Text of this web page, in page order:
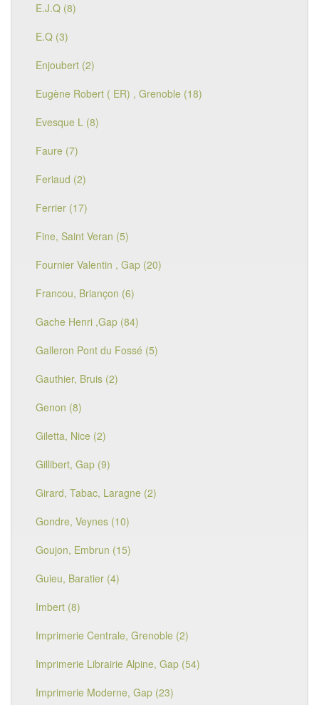
E.J.Q (8)
E.Q (3)
Enjoubert (2)
Eugène Robert ( ER) , Grenoble (18)
Evesque L (8)
Faure (7)
Feriaud (2)
Ferrier (17)
Fine, Saint Veran (5)
Fournier Valentin , Gap (20)
Francou, Briançon (6)
Gache Henri ,Gap (84)
Galleron Pont du Fossé (5)
Gauthier, Bruis (2)
Genon (8)
Giletta, Nice (2)
Gillibert, Gap (9)
Girard, Tabac, Laragne (2)
Gondre, Veynes (10)
Goujon, Embrun (15)
Guieu, Baratier (4)
Imbert (8)
Imprimerie Centrale, Grenoble (2)
Imprimerie Librairie Alpine, Gap (54)
Imprimerie Moderne, Gap (23)